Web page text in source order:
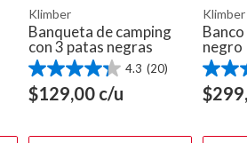
Klimber
Banqueta de camping
con 3 patas negras
4.3 (20)
4.3
de
5
$129,00 c/u
Klimber
negro
5.0
de
5
$